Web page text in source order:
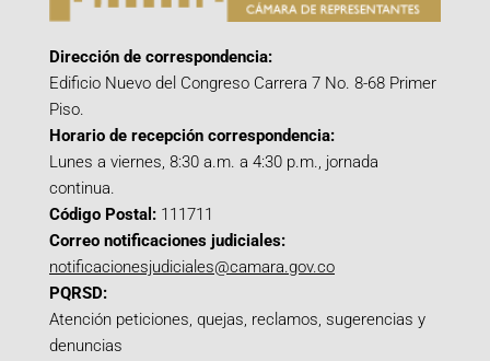
Dirección de correspondencia:
Edificio Nuevo del Congreso Carrera 7 No. 8-68 Primer
Piso.
Horario de recepción correspondencia:
Lunes a viernes, 8:30 a.m. a 4:30 p.m., jornada
continua.
Código Postal: 111711
Correo notificaciones judiciales:
notificacionesjudiciales@camara.gov.co
PQRSD:
Atención peticiones, quejas, reclamos, sugerencias y
denuncias